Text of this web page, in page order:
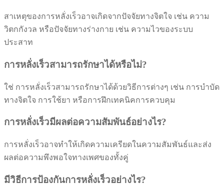
สาเหตุของการหลั่งเร็วอาจเกิดจากปัจจัยทางจิตใจ เช่น ความ
วิตกกังวล หรือปัจจัยทางร่างกาย เช่น ความไวของระบบ
ประสาท
การหลั่งเร็วสามารถรักษาได้หรือไม่?
ใช่ การหลั่งเร็วสามารถรักษาได้ด้วยวิธีการต่างๆ เช่น การบำบัด
ทางจิตใจ การใช้ยา หรือการฝึกเทคนิคการควบคุม
การหลั่งเร็วมีผลต่อความสัมพันธ์อย่างไร?
การหลั่งเร็วอาจทำให้เกิดความเครียดในความสัมพันธ์และส่ง
ผลต่อความพึงพอใจทางเพศของทั้งคู่
มีวิธีการป้องกันการหลั่งเร็วอย่างไร?